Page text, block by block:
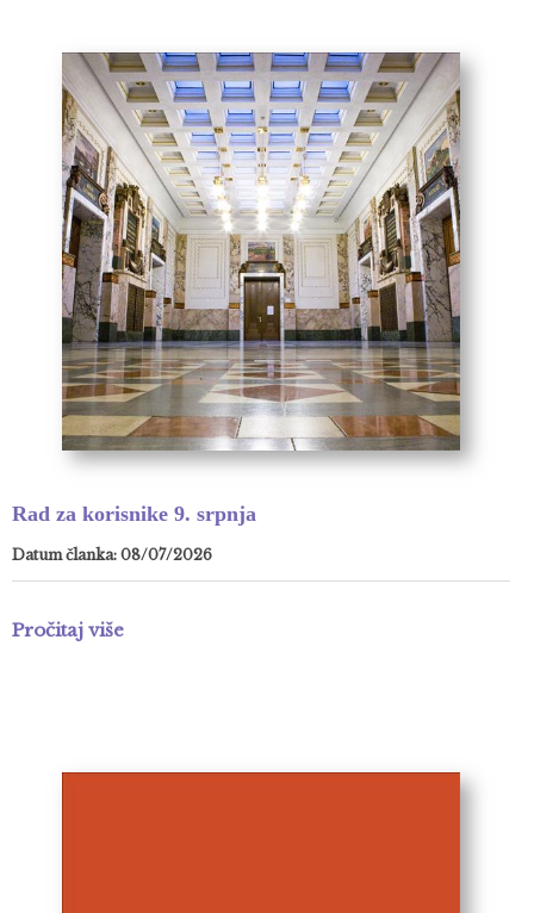
Rad za korisnike 9. srpnja
Datum članka: 08/07/2026
Pročitaj više